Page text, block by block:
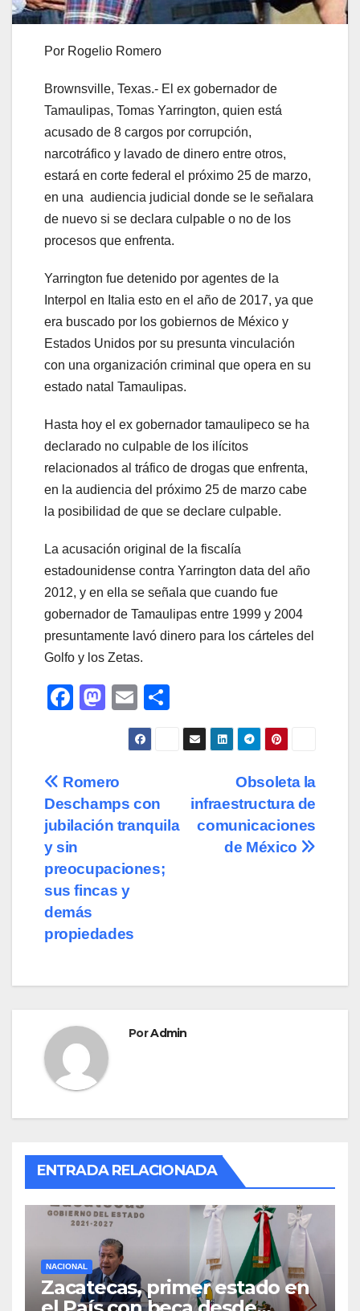
Por Rogelio Romero
Brownsville, Texas.- El ex gobernador de
Tamaulipas, Tomas Yarrington, quien está
acusado de 8 cargos por corrupción,
narcotráfico y lavado de dinero entre otros,
estará en corte federal el próximo 25 de marzo,
en una audiencia judicial donde se le señalara
de nuevo si se declara culpable o no de los
procesos que enfrenta.
Yarrington fue detenido por agentes de la
Interpol en Italia esto en el año de 2017, ya que
era buscado por los gobiernos de México y
Estados Unidos por su presunta vinculación
con una organización criminal que opera en su
estado natal Tamaulipas.
Hasta hoy el ex gobernador tamaulipeco se ha
declarado no culpable de los ilícitos
relacionados al tráfico de drogas que enfrenta,
en la audiencia del próximo 25 de marzo cabe
la posibilidad de que se declare culpable.
La acusación original de la fiscalía
estadounidense contra Yarrington data del año
2012, y en ella se señala que cuando fue
gobernador de Tamaulipas entre 1999 y 2004
presuntamente lavó dinero para los cárteles del
Golfo y los Zetas.
F
e
b
o
o
k
M
o
d
o
E
m
ail
o
m
ar
tir
Navegación
de
entradas
Obsoleta la
infraestructura de
comunicaciones
de México
Romero
Deschamps con
jubilación tranquila
y sin
preocupaciones;
sus fincas y
demás
propiedades
PorAdmin
ENTRADA RELACIONADA
NACIONAL
Zacatecas, primer estado en